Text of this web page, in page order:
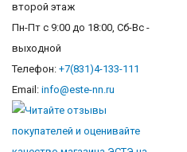
второй этаж
Пн-Пт с 9:00 до 18:00, Сб-Вс -
выходной
Телефон: +7(831)4-133-111
Email: info@este-nn.ru